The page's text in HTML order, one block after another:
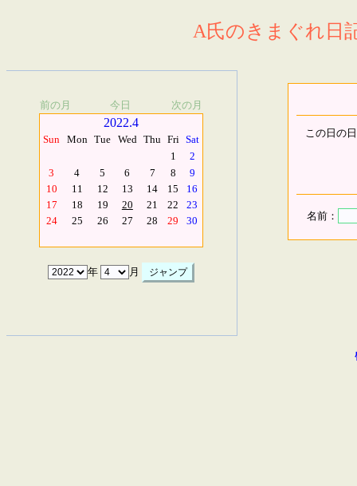
A氏のきまぐれ日
前の月 今日 次の月
2022.4
Sun Mon Tue Wed Thu Fri Sat
1
2
3
4 5 6 7 8
9
10
11 12 13 14 15
16
17
18 19 20 21 22
23
24
25 26 27 28 29 30
年 月
この日の
名前：